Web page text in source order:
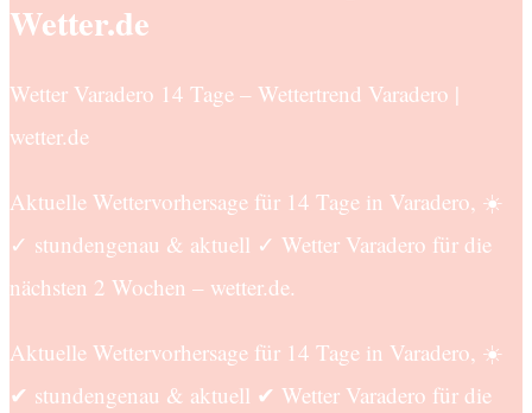
Wetter.de
Wetter Varadero 14 Tage – Wettertrend Varadero |
wetter.de
Aktuelle Wettervorhersage für 14 Tage in Varadero, ☀️
✓ stundengenau & aktuell ✓ Wetter Varadero für die
nächsten 2 Wochen – wetter.de.
Aktuelle Wettervorhersage für 14 Tage in Varadero, ☀️
✔ stundengenau & aktuell ✔ Wetter Varadero für die